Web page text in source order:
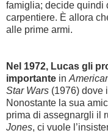
famiglia; decide quindi
carpentiere. È allora
alle prime armi.
Nel 1972, Lucas gli
importante in
Star Wars (1976) dove
Nonostante la sua
prima di assegnargli il
Jones, ci vuole